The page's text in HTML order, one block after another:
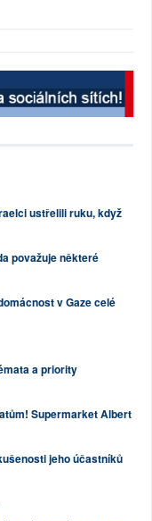
ustřelili ruku, když
považuje některé
v Gaze celé
a priority
Supermarket Albert
jeho účastníků